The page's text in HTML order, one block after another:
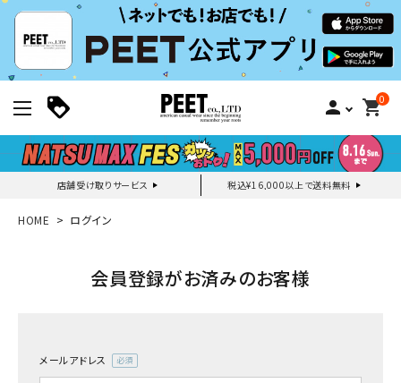
person 0
shopping_cart
店舗受け取りサービス 税込¥16,000以上で送料無料
新規会員登録｜ログイン
HOME ログイン
会員登録がお済みのお客様
メールアドレス
(必